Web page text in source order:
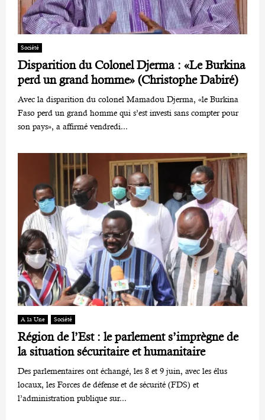
Société
Disparition du Colonel Djerma : «Le Burkina
perd un grand homme» (Christophe Dabiré)
Avec la disparition du colonel Mamadou Djerma, «le Burkina
Faso perd un grand homme qui s’est investi sans compter pour
son pays», a affirmé vendredi...
A la Une Société
Région de l’Est : le parlement s’imprègne de
la situation sécuritaire et humanitaire
Des parlementaires ont échangé, les 8 et 9 juin, avec les élus
locaux, les Forces de défense et de sécurité (FDS) et
l’administration publique sur...